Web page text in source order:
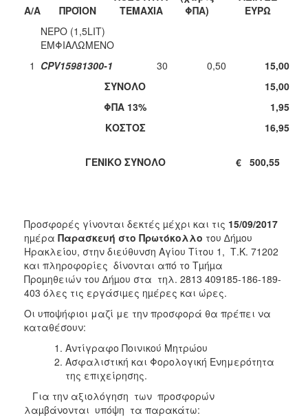
A/A ΠΡΟΪΟΝ
ΤΕΜΑΧΙΑ
ΦΠΑ)
ΕΥΡΩ
1
ΝΕΡΟ (1,5LIT)
ΕΜΦΙΑΛΩΜΕΝΟ
CPV15981300-1
30 0,50
15,00
ΣΥΝΟΛΟ
15,00
ΦΠΑ 13%
1,95
ΚΟΣΤΟΣ
16,95
ΓΕΝΙΚΟ ΣΥΝΟΛΟ € 500,55
Προσφορές γίνονται δεκτές µέχρι και τις 15/09/2017
ηµέρα Παρασκευή στο Πρωτόκολλο του ∆ήµου
Ηρακλείου, στην διεύθυνση Αγίου Τίτου 1, Τ.Κ. 71202
και πληροφορίες δίνονται από το Τµήµα
Προµηθειών του ∆ήµου στα τηλ. 2813 409185-186-189-
403 όλες τις εργάσιµες ηµέρες και ώρες.
Οι υποψήφιοι μαζί με την προσφορά θα πρέπει να
καταθέσουν:
Αντίγραφο Ποινικού Μητρώου
Ασφαλιστική και Φορολογική Ενημερότητα
της επιχείρησης.
Για την αξιολόγηση των προσφορών
λαµβάνονται υπόψη τα παρακάτω: